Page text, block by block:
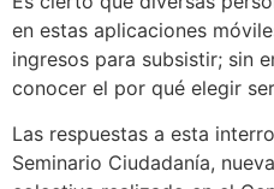
en estas aplicaciones
ingresos para subsistir; sin
conocer el por qué elegir
Las respuestas a esta
Seminario Ciudadanía,